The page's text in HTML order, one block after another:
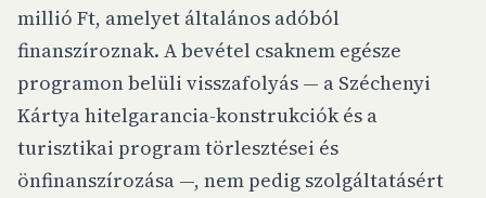
millió Ft, amelyet általános adóból
finanszíroznak. A bevétel csaknem egésze
programon belüli visszafolyás — a Széchenyi
Kártya hitelgarancia-konstrukciók és a
turisztikai program törlesztései és
önfinanszírozása —, nem pedig szolgáltatásért